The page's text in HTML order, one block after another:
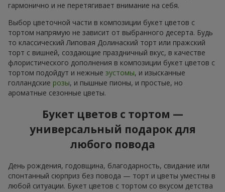
гармонично и не перетягивает внимание на себя.
Выбор цветочной части в композиции букет цветов с
тортом напрямую не зависит от выбранного десерта. Будь
то классический Липовая Долинаский торт или пражский
торт с вишней, создающие праздничный вкус, в качестве
флористического дополнения в композиции букет цветов с
тортом подойдут и нежные эустомы, и изысканные
голландские розы, и пышные пионы, и простые, но
ароматные сезонные цветы.
Букет цветов с тортом —
универсальный подарок для
любого повода
День рождения, годовщина, благодарность, свидание или
спонтанный сюрприз без повода — торт и цветы уместны в
любой ситуации. Букет цветов с тортом со вкусом детства